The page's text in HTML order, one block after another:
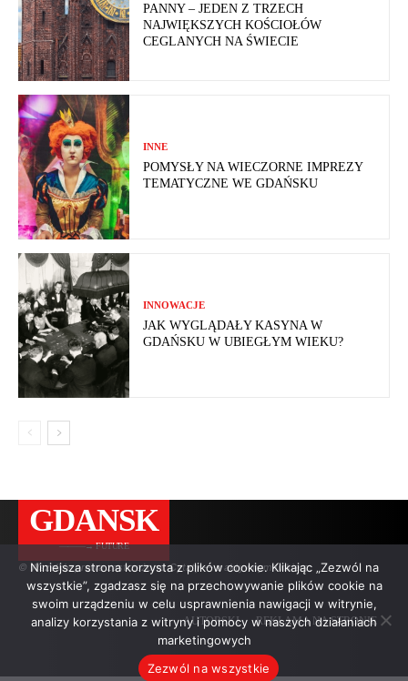
PANNY – JEDEN Z TRZECH
NAJWIĘKSZYCH KOŚCIOŁÓW
CEGLANYCH NA ŚWIECIE
INNE
POMYSŁY NA WIECZORNE IMPREZY
TEMATYCZNE WE GDAŃSKU
INNOWACJE
JAK WYGLĄDAŁY KASYNA W
GDAŃSKU W UBIEGŁYM WIEKU?
GDANSK
———→ FUTURE
© Wszelkie prawa zastrzeżone. Cytaty — z aktywnym linkiem.
AUTORSKI REKLAMA NA STRONIE
Niniejsza strona korzysta z plików cookie. Klikając „Zezwól na
wszystkie”, zgadzasz się na przechowywanie plików cookie na
swoim urządzeniu w celu usprawnienia nawigacji w witrynie,
analizy korzystania z witryny i pomocy w naszych działaniach
marketingowych
Zezwól na wszystkie